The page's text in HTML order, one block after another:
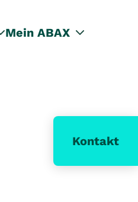
Mein ABAX
Kontakt